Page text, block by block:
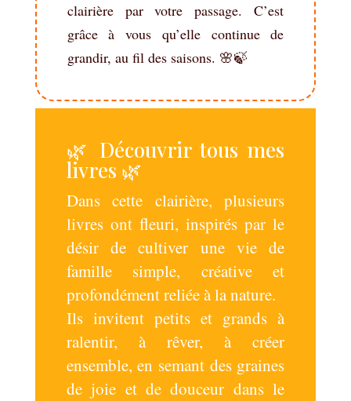
clairière par votre passage. C’est
grâce à vous qu’elle continue de
grandir, au fil des saisons. 🌸🍃
🌿 Découvrir tous mes
livres 🌿
Dans cette clairière, plusieurs
livres ont fleuri, inspirés par le
désir de cultiver une vie de
famille simple, créative et
profondément reliée à la nature.
Ils invitent petits et grands à
ralentir, à rêver, à créer
ensemble, en semant des graines
de joie et de douceur dans le